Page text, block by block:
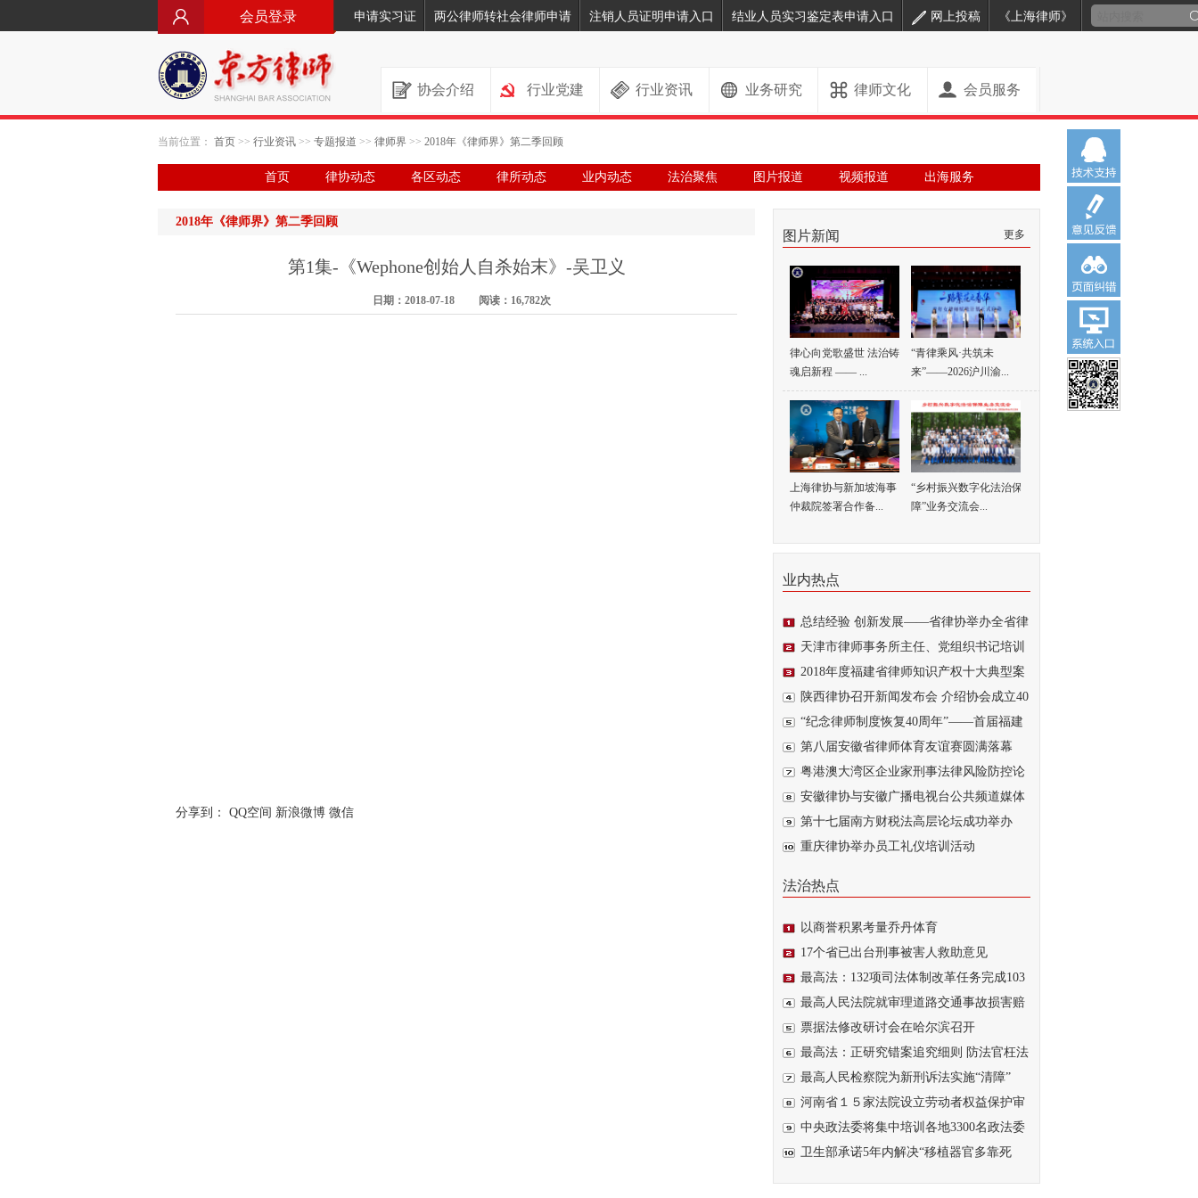
会员登录 申请实习证 两公律师转社会律师申请 注销人员证明申请入口 结业人员实习鉴定表申请入口 网上投稿 《上海律师》
协会介绍 行业党建 行业资讯 业务研究 律师文化 会员服务
当前位置： 首页 >> 行业资讯 >> 专题报道 >> 律师界 >> 2018年《律师界》第二季回顾
首页 律协动态 各区动态 律所动态 业内动态 法治聚焦 图片报道 视频报道 出海服务
2018年《律师界》第二季回顾
第1集-《Wephone创始人自杀始末》-吴卫义
日期：2018-07-18 阅读：16,782次
分享到： QQ空间 新浪微博 微信
图片新闻 更多
律心向党歌盛世 法治铸
魂启新程 —— ...
“青律乘风·共筑未
来”——2026沪川渝...
上海律协与新加坡海事
仲裁院签署合作备...
“乡村振兴数字化法治保
障”业务交流会...
业内热点
总结经验 创新发展——省律协举办全省律
师...天津市律师事务所主任、党组织书记培训
会日...2018年度福建省律师知识产权十大典型案
例正...陕西律协召开新闻发布会 介绍协会成立40
周...“纪念律师制度恢复40周年”——首届福建
青...第八届安徽省律师体育友谊赛圆满落幕
粤港澳大湾区企业家刑事法律风险防控论
坛在...安徽律协与安徽广播电视台公共频道媒体
普法...第十七届南方财税法高层论坛成功举办
重庆律协举办员工礼仪培训活动
法治热点
以商誉积累考量乔丹体育
17个省已出台刑事被害人救助意见
最高法：132项司法体制改革任务完成103
项 最高人民法院就审理道路交通事故损害赔
偿案...票据法修改研讨会在哈尔滨召开
最高法：正研究错案追究细则 防法官枉法
裁...最高人民检察院为新刑诉法实施“清障”
河南省１５家法院设立劳动者权益保护审
判庭中央政法委将集中培训各地3300名政法委
书记卫生部承诺5年内解决“移植器官多靠死